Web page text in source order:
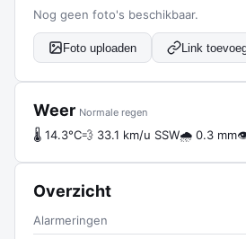
Nog geen foto's beschikbaar.
Foto uploaden Link
Weer Normale regen
🌡 14.3°C💨 33.1 km/u SSW🌧 0.3 mm
Overzicht
Alarmeringen